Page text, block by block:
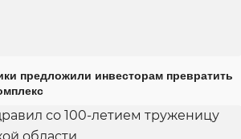
предложили инвесторам превратить